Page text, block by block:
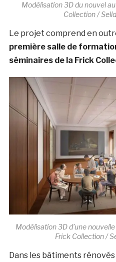
Modélisation 3D du nouvel
Collection /
Le projet comprend en
première salle de
séminaires de la Frick
Modélisation 3D d’une
Frick Collection /
Dans les bâtiments